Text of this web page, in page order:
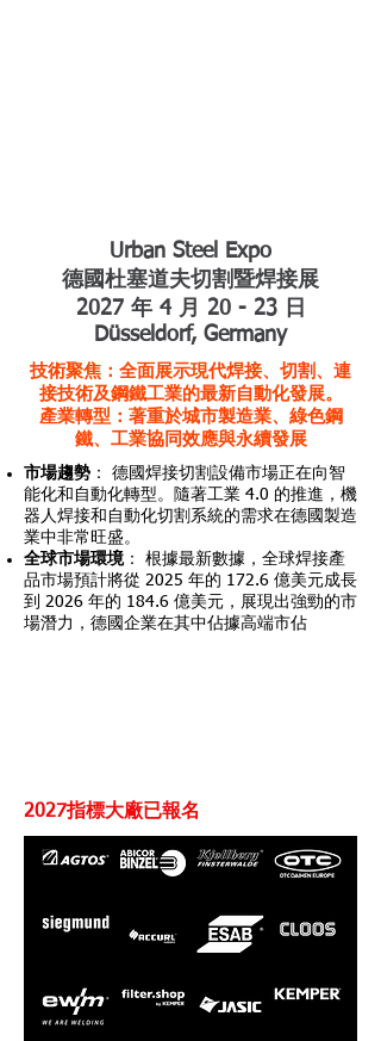
Urban Steel Expo
德國杜塞道夫切割暨焊接展
2027 年 4 月 20 - 23 日
Düsseldorf, Germany
技術聚焦：全面展示現代焊接、切割、連
接技術及鋼鐵工業的最新自動化發展。​
產業轉型：著重於城市製造業、綠色鋼
鐵、工業協同效應與永續發展
市場趨勢 ： 德國焊接切割設備市場正在向智
能化和自動化轉型。隨著工業 4.0 的推進，機
器人焊接和自動化切割系統的需求在德國製造
業中非常旺盛。
全球市場環境： 根據最新數據，全球焊接產
品市場預計將從 2025 年的 172.6 億美元成長
到 2026 年的 184.6 億美元，展現出強勁的市
場潛力，德國企業在其中佔據高端市佔
2027指標大廠已報名